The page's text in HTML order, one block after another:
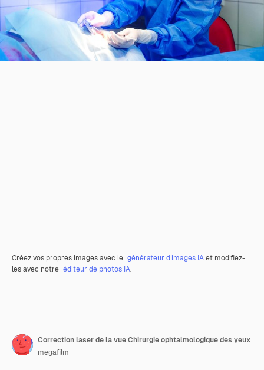
Créez vos propres images avec le générateur d’images IAet modifiez-
les avec notre éditeur de photos IA.
Correction laser de la vue Chirurgie ophtalmologique des yeux
megafilm